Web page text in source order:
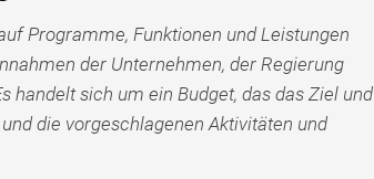
Programme, Funktionen und Leistungen
der Unternehmen, der Regierung
handelt sich um ein Budget, das das Ziel und
die vorgeschlagenen Aktivitäten und